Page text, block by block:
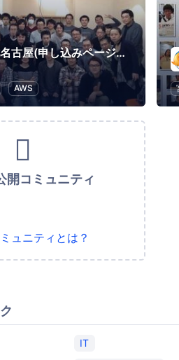
JAWS-UG名古屋(申し込みページはConnpassへ移行)
AWS
開コミュニティ
ュニティとは？
IT